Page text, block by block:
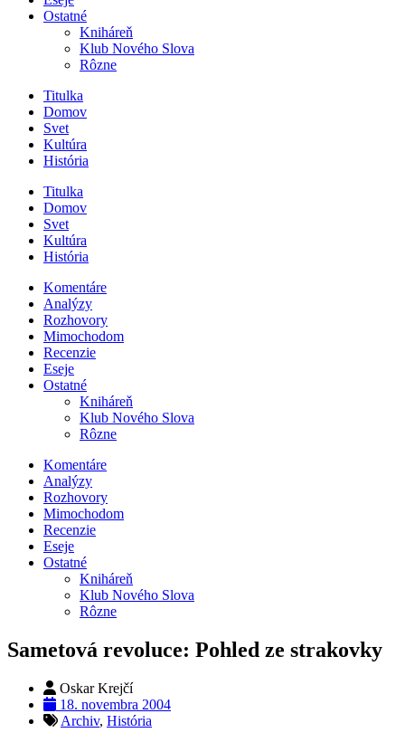
Ostatné
Kniháreň
Klub Nového Slova
Rôzne
Titulka
Domov
Svet
Kultúra
História
Titulka
Domov
Svet
Kultúra
História
Komentáre
Analýzy
Rozhovory
Mimochodom
Recenzie
Eseje
Ostatné
Kniháreň
Klub Nového Slova
Rôzne
Komentáre
Analýzy
Rozhovory
Mimochodom
Recenzie
Eseje
Ostatné
Kniháreň
Klub Nového Slova
Rôzne
Sametová revoluce: Pohled ze strakovky
Oskar Krejčí
18. novembra 2004
Archiv, História